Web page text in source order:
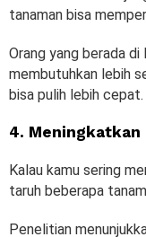
tanaman bisa
Orang yang berada di
membutuhkan lebih
bisa pulih lebih cepat.
4.
Kalau kamu sering
taruh beberapa
Penelitian